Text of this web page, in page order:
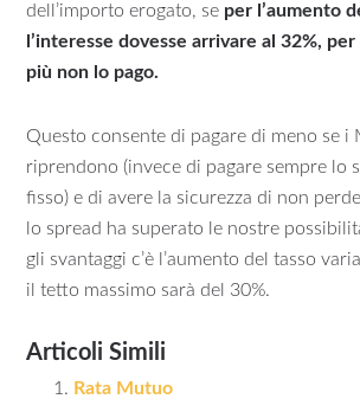
dell’importo erogato, se per l’aumento
l’interesse dovesse arrivare al 32%,
più non lo pago.
Questo consente di pagare di meno se i
riprendono (invece di pagare sempre lo
fisso) e di avere la sicurezza di non
lo spread ha superato le nostre
gli svantaggi c’è l’aumento del tasso
il tetto massimo sarà del 30%.
Articoli Simili
Rata Mutuo